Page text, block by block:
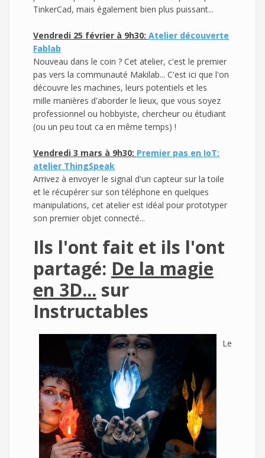
TinkerCad, mais également bien plus puissant...
Vendredi 25 février à 9h30: Atelier découverte
Fablab
Nouveau dans le coin ? Cet atelier, c'est le premier
pas vers la communauté Makilab... C'est ici que l'on
découvre les machines, leurs potentiels et les
mille manières d'aborder le lieux, que vous soyez
professionnel ou hobbyiste, chercheur ou étudiant
(ou un peu tout ca en même temps) !
Vendredi 3 mars à 9h30: Premier pas en IoT:
atelier ThingSpeak
Arrivez à envoyer le signal d'un capteur sur la toile
et le récupérer sur son téléphone en quelques
manipulations, cet atelier est idéal pour prototyper
son premier objet connecté...
Ils l'ont fait et ils l'ont
partagé: De la magie
en 3D... sur
Instructables
Le